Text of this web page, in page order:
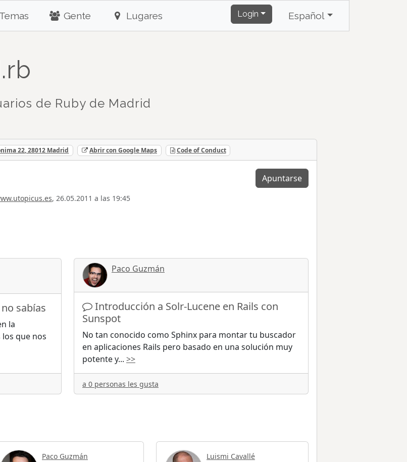
Temas Gente Lugares Login Español
de Ruby de Madrid
22, 28012 Madrid Abrir con Google Maps Code of Conduct
, 26.05.2011 a las 19:45
Apuntarse
sabías
la
que nos
Paco Guzmán
Introducción a Solr-Lucene en Rails con
Sunspot
No tan conocido como Sphinx para montar tu buscador
en aplicaciones Rails pero basado en una solución muy
potente y... >>
a 0 personas les gusta
Paco Guzmán
Luismi Cavallé